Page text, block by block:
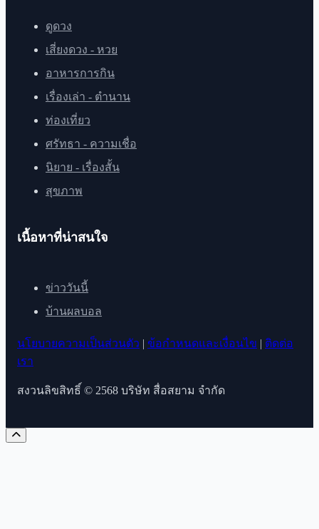
ดูดวง
เสี่ยงดวง - หวย
อาหารการกิน
เรื่องเล่า - ตำนาน
ท่องเที่ยว
ศรัทธา - ความเชื่อ
นิยาย - เรื่องสั้น
สุขภาพ
เนื้อหาที่น่าสนใจ
ข่าววันนี้
บ้านผลบอล
นโยบายความเป็นส่วนตัว | ข้อกำหนดและเงื่อนไข | ติดต่อ
เรา
สงวนลิขสิทธิ์ © 2568 บริษัท สื่อสยาม จำกัด